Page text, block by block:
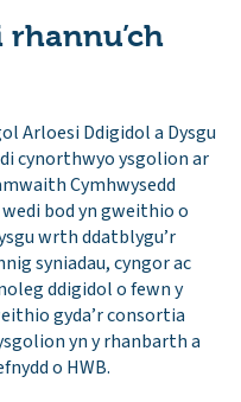
Arloesi Ddigidol a Dysgu
cynorthwyo ysgolion ar
Cymhwysedd
bod yn gweithio o
wrth ddatblygu’r
syniadau, cyngor ac
ddigidol o fewn y
gyda’r consortia
yn y rhanbarth a
o HWB.